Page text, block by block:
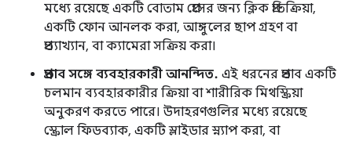
মধ্যে রয়েছে একটি বোতাম প্রেসের জন্য ক্লিক প্রতিক্রিয়া,
একটি ফোন আনলক করা, আঙ্গুলের ছাপ গ্রহণ বা
প্রত্যাখ্যান, বা ক্যামেরা সক্রিয় করা।
প্রভাব সঙ্গে ব্যবহারকারী আনন্দিত. এই ধরনের প্রভাব একটি
চলমান ব্যবহারকারীর ক্রিয়া বা শারীরিক মিথস্ক্রিয়া
অনুকরণ করতে পারে। উদাহরণগুলির মধ্যে রয়েছে
স্ক্রোল ফিডব্যাক, একটি স্লাইডার স্ন্যাপ করা, বা